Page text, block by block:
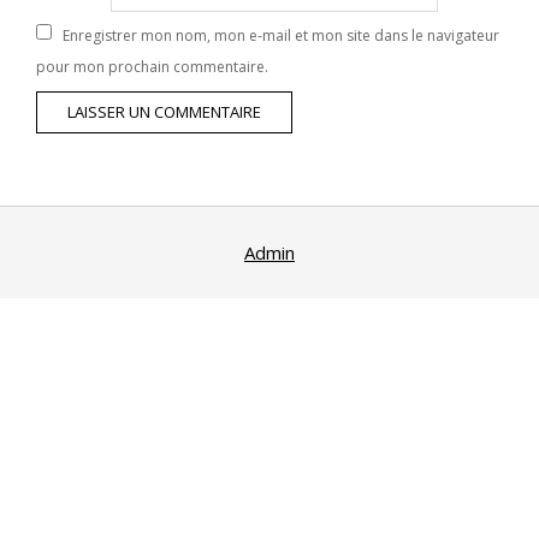
Enregistrer mon nom, mon e-mail et mon site dans le navigateur
pour mon prochain commentaire.
Admin